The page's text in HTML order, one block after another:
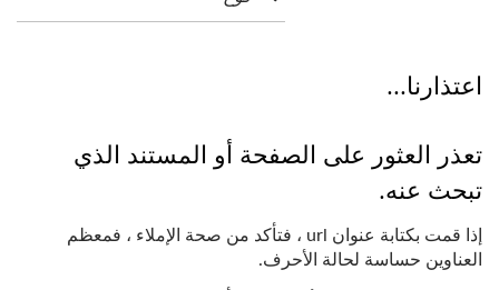
اعتذارنا...
تعذر العثور على الصفحة أو المستند الذي
تبحث عنه.
إذا قمت بكتابة عنوان url ، فتأكد من صحة الإملاء ، فمعظم
العناوين حساسة لحالة الأحرف.